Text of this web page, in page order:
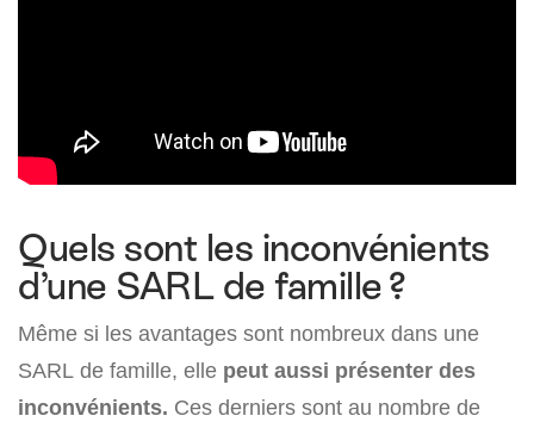
Quels sont les inconvénients
d’une SARL de famille ?
Même si les avantages sont nombreux dans une
SARL de famille, elle peut aussi présenter des
inconvénients. Ces derniers sont au nombre de